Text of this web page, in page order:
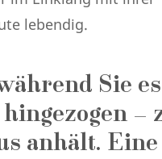
lebendig.
Sie es
–
anhält. Eine